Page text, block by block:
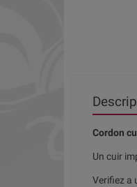
Cordon
Un cuir
Verifiez a